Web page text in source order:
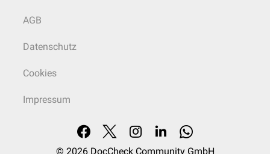
AGB
Datenschutz
Cookies
Impressum
© 2026 DocCheck Community GmbH